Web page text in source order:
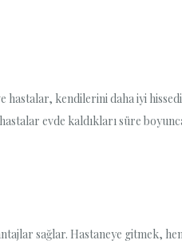
hastalar, kendilerini daha iyi
evde kaldıkları süre
sağlar. Hastaneye gitmek,